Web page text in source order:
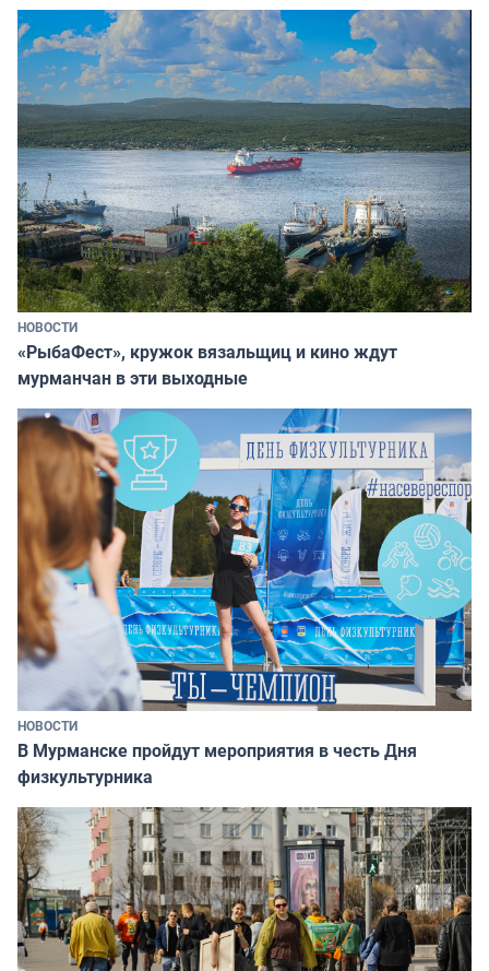
НОВОСТИ
«РыбаФест», кружок вязальщиц и кино ждут
мурманчан в эти выходные
НОВОСТИ
В Мурманске пройдут мероприятия в честь Дня
физкультурника